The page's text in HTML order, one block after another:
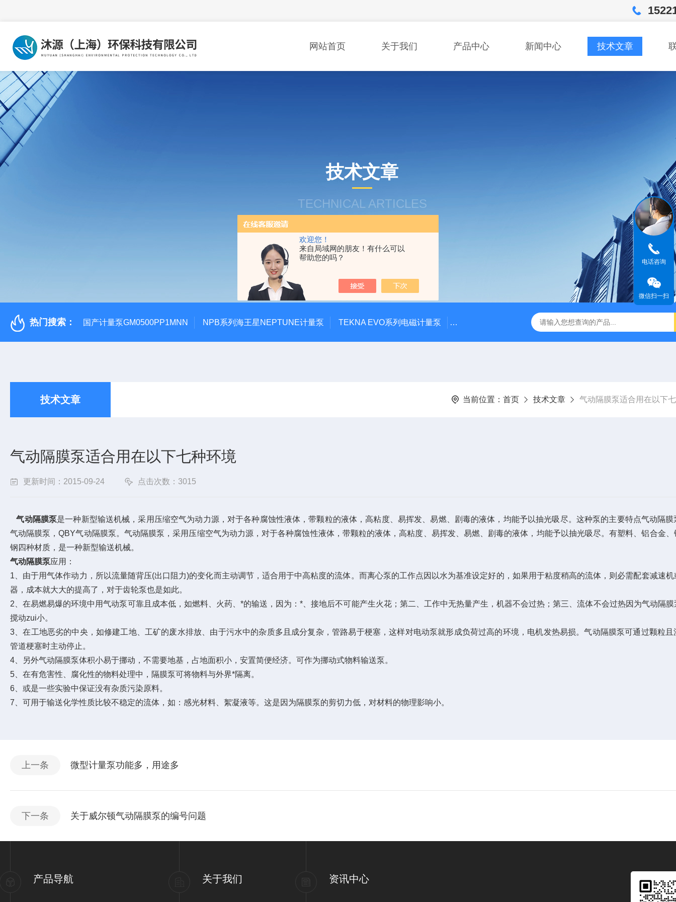
欢迎您！
来自局域网的朋友！有什么可以
帮助您的吗？
网站首页 关于我们 产品中心 新闻中心 技术文章
技术文章
TECHNICAL ARTICLES
热门搜索： 国产计量泵GM0500PP1MNN NPB系列海王星NEPTUNE计量泵 TEKNA EVO系列电磁计量泵 脉冲阻尼器 NPB0330PQ1MNN海王星Neptune计量泵/美
技术文章 当前位置： 首页 技术文章 气动隔膜泵适合用在以下
气动隔膜泵适合用在以下七种环境
更新时间：2015-09-24 点击次数：3015
气动隔膜泵是一种新型输送机械，采用压缩空气为动力源，对于各种腐蚀性液体，带颗粒的液体，高粘度、易挥发、易燃、剧毒的液体，均能予以抽光吸尽。这种泵的主要特点气动隔膜
气动隔膜泵，QBY气动隔膜泵。气动隔膜泵，采用压缩空气为动力源，对于各种腐蚀性液体，带颗粒的液体，高粘度、易挥发、易燃、剧毒的液体，均能予以抽光吸尽。有塑料、铝合金
钢四种材质，是一种新型输送机械。
气动隔膜泵应用：
1、由于用气体作动力，所以流量随背压(出口阻力)的变化而主动调节，适合用于中高粘度的流体。而离心泵的工作点因以水为基准设定好的，如果用于粘度稍高的流体，则必需配套减速
器，成本就大大的提高了，对于齿轮泵也是如此。
2、在易燃易爆的环境中用气动泵可靠且成本低，如燃料、火药、*的输送，因为：*、接地后不可能产生火花；第二、工作中无热量产生，机器不会过热；第三、流体不会过热因为气动隔
搅动zui小。
3、在工地恶劣的中央，如修建工地、工矿的废水排放、由于污水中的杂质多且成分复杂，管路易于梗塞，这样对电动泵就形成负荷过高的环境，电机发热易损。气动隔膜泵可通过颗粒且
管道梗塞时主动停止。
4、另外气动隔膜泵体积小易于挪动，不需要地基，占地面积小，安置简便经济。可作为挪动式物料输送泵。
5、在有危害性、腐化性的物料处理中，隔膜泵可将物料与外界*隔离。
6、或是一些实验中保证没有杂质污染原料。
7、可用于输送化学性质比较不稳定的流体，如：感光材料、絮凝液等。这是因为隔膜泵的剪切力低，对材料的物理影响小。
上一条 微型计量泵功能多，用途多
下一条 关于威尔顿气动隔膜泵的编号问题
产品导航 关于我们 资讯中心
电话咨询
微信扫一扫